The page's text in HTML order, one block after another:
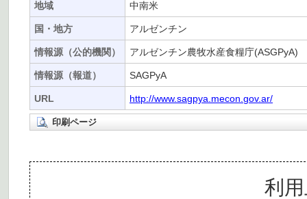
地域 中南米
国・地方 アルゼンチン
情報源（公的機関） アルゼンチン農牧水産食糧庁(ASGPyA)
情報源（報道） SAGPyA
URL http://www.sagpya.mecon.gov.ar/
印刷ページ
利